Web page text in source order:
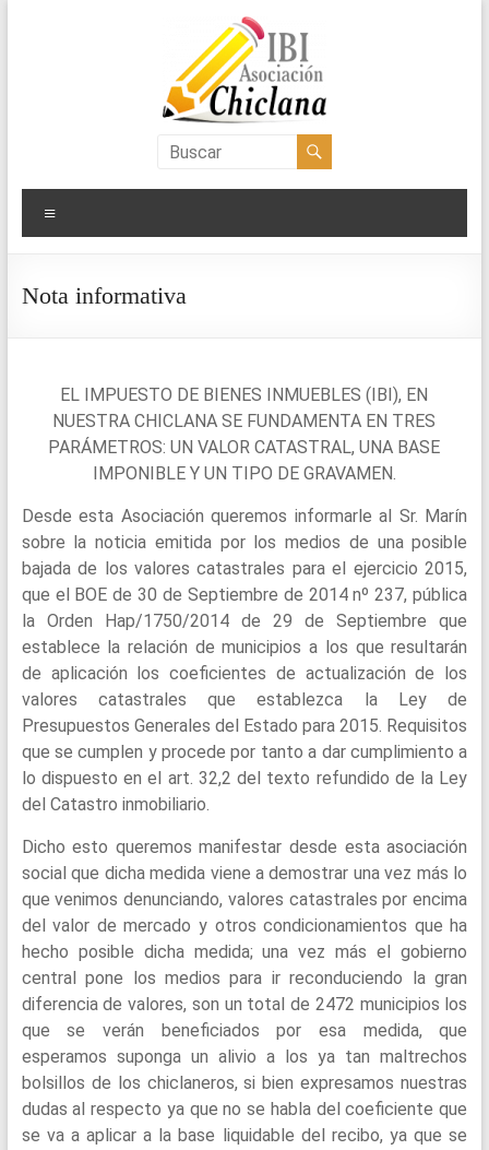
Asociación
IBI
Chiclana
Nota informativa
EL IMPUESTO DE BIENES INMUEBLES (IBI), EN
NUESTRA CHICLANA SE FUNDAMENTA EN TRES
PARÁMETROS: UN VALOR CATASTRAL, UNA BASE
IMPONIBLE Y UN TIPO DE GRAVAMEN.
Desde esta Asociación queremos informarle al Sr. Marín
sobre la noticia emitida por los medios de una posible
bajada de los valores catastrales para el ejercicio 2015,
que el BOE de 30 de Septiembre de 2014 nº 237, pública
la Orden Hap/1750/2014 de 29 de Septiembre que
establece la relación de municipios a los que resultarán
de aplicación los coeficientes de actualización de los
valores catastrales que establezca la Ley de
Presupuestos Generales del Estado para 2015. Requisitos
que se cumplen y procede por tanto a dar cumplimiento a
lo dispuesto en el art. 32,2 del texto refundido de la Ley
del Catastro inmobiliario.
Dicho esto queremos manifestar desde esta asociación
social que dicha medida viene a demostrar una vez más lo
que venimos denunciando, valores catastrales por encima
del valor de mercado y otros condicionamientos que ha
hecho posible dicha medida; una vez más el gobierno
central pone los medios para ir reconduciendo la gran
diferencia de valores, son un total de 2472 municipios los
que se verán beneficiados por esa medida, que
esperamos suponga un alivio a los ya tan maltrechos
bolsillos de los chiclaneros, si bien expresamos nuestras
dudas al respecto ya que no se habla del coeficiente que
se va a aplicar a la base liquidable del recibo, ya que se